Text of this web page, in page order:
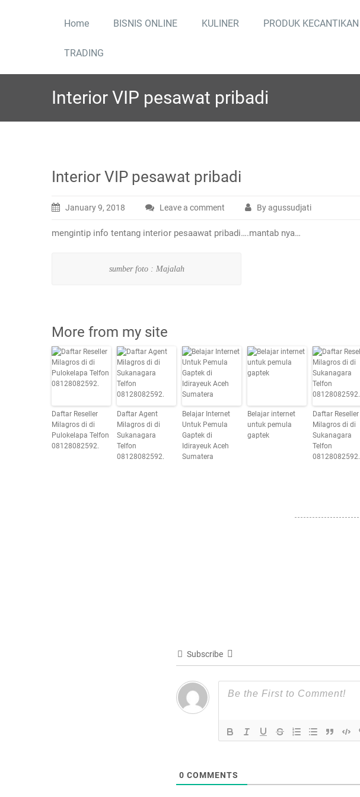
Home BISNIS ONLINE KULINER PRODUK KECANTIKAN
TRADING
Interior VIP pesawat pribadi
Interior VIP pesawat pribadi
January 9, 2018 Leave a comment By agussudjati
mengintip info tentang interior pesaawat pribadi….mantab nya…
sumber foto : Majalah
More from my site
Daftar Reseller
Milagros di di
Pulokelapa Telfon
08128082592.
Daftar Agent
Milagros di di
Sukanagara
Telfon
08128082592.
Belajar Internet
Untuk Pemula
Gaptek di
Idirayeuk Aceh
Sumatera
Belajar internet
untuk pemula
gaptek
Daftar Reseller
Milagros di di
Sukanagara
Telfon
08128082592.
Subscribe
0 COMMENTS